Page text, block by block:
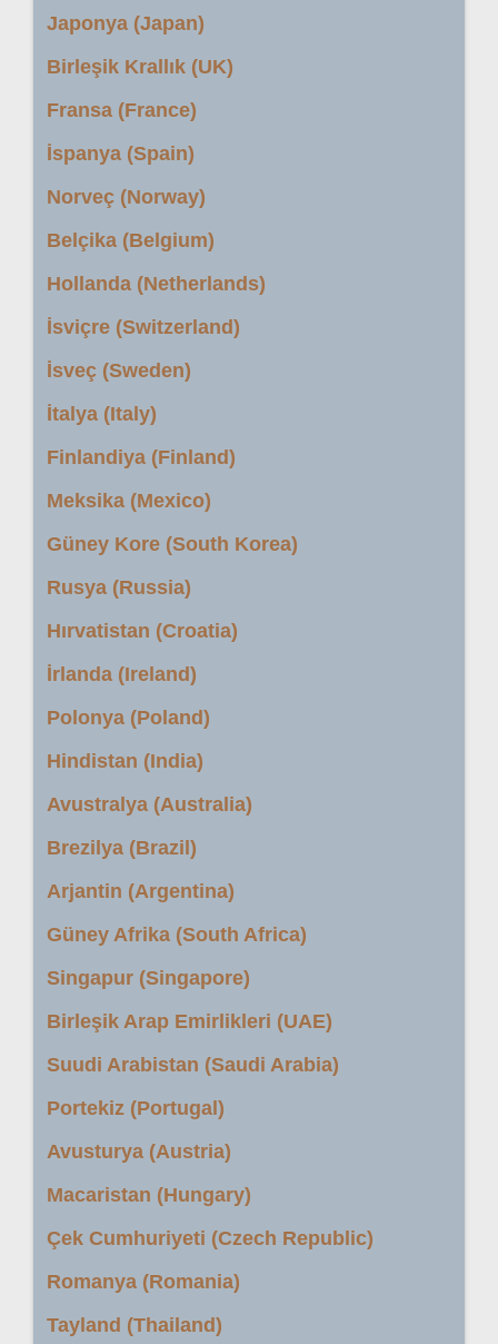
Japonya (Japan)
Birleşik Krallık (UK)
Fransa (France)
İspanya (Spain)
Norveç (Norway)
Belçika (Belgium)
Hollanda (Netherlands)
İsviçre (Switzerland)
İsveç (Sweden)
İtalya (Italy)
Finlandiya (Finland)
Meksika (Mexico)
Güney Kore (South Korea)
Rusya (Russia)
Hırvatistan (Croatia)
İrlanda (Ireland)
Polonya (Poland)
Hindistan (India)
Avustralya (Australia)
Brezilya (Brazil)
Arjantin (Argentina)
Güney Afrika (South Africa)
Singapur (Singapore)
Birleşik Arap Emirlikleri (UAE)
Suudi Arabistan (Saudi Arabia)
Portekiz (Portugal)
Avusturya (Austria)
Macaristan (Hungary)
Çek Cumhuriyeti (Czech Republic)
Romanya (Romania)
Tayland (Thailand)